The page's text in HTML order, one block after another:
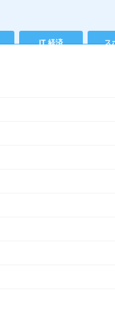
IT 経済 ス